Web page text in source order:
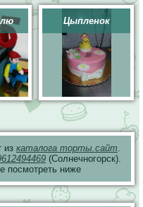
Цыпленок
из каталога торты.сайт
(Солнечногорск).
посмотреть ниже